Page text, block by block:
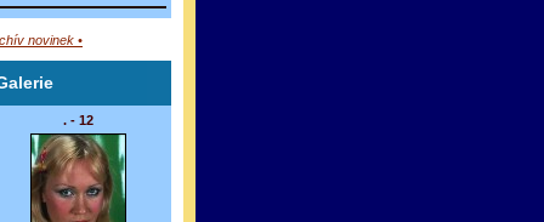
novinek •
. - 12